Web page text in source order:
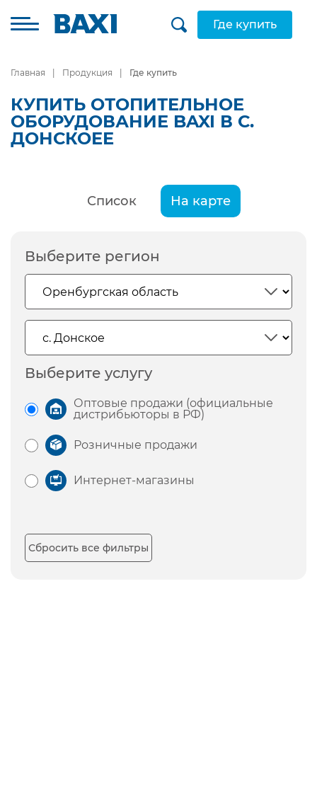
Где купить
Главная Продукция Где купить
КУПИТЬ ОТОПИТЕЛЬНОЕ
ОБОРУДОВАНИЕ BAXI В С.
ДОНСКОЕЕ
Список На карте
Выберите регион
Выберите услугу
Оптовые продажи (официальные
дистрибьюторы в РФ)
Розничные продажи
Интернет-магазины
Сбросить все фильтры